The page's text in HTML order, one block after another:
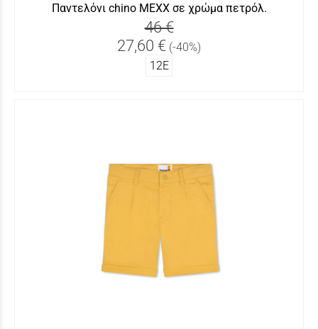
Παντελόνι chino MEXX σε χρώμα πετρόλ.
46 €
27,60 € (-40%)
12Ε